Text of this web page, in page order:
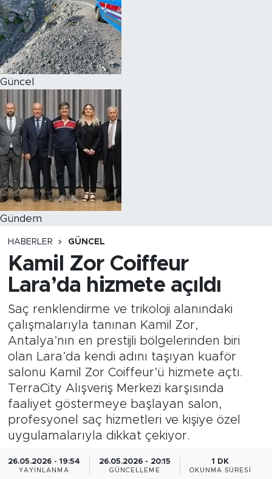
Güncel
Gündem
HABERLER GÜNCEL
Kamil Zor Coiffeur
Lara’da hizmete açıldı
Saç renklendirme ve trikoloji alanındaki
çalışmalarıyla tanınan Kamil Zor,
Antalya’nın en prestijli bölgelerinden biri
olan Lara’da kendi adını taşıyan kuaför
salonu Kamil Zor Coiffeur’ü hizmete açtı.
TerraCity Alışveriş Merkezi karşısında
faaliyet göstermeye başlayan salon,
profesyonel saç hizmetleri ve kişiye özel
uygulamalarıyla dikkat çekiyor.
26.05.2026 - 19:54
YAYINLANMA
26.05.2026 - 20:15
GÜNCELLEME
1 DK
OKUNMA SÜRESI
Magazin
Özel Haber
Politika
Resmi İlanlar
Sağlık
Spor
Turizm